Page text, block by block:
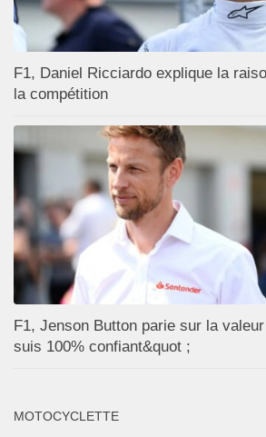
F1, Daniel Ricciardo explique la
la compétition
F1, Jenson Button parie sur la
suis 100% confiant&quot ;
MOTOCYCLETTE